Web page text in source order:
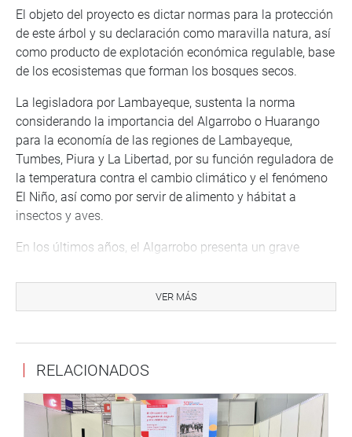
El objeto del proyecto es dictar normas para la protección
de este árbol y su declaración como maravilla natura, así
como producto de explotación económica regulable, base
de los ecosistemas que forman los bosques secos.
La legisladora por Lambayeque, sustenta la norma
considerando la importancia del Algarrobo o Huarango
para la economía de las regiones de Lambayeque,
Tumbes, Piura y La Libertad, por su función reguladora de
la temperatura contra el cambio climático y el fenómeno
El Niño, así como por servir de alimento y hábitat a
insectos y aves.
En los últimos años, el Algarrobo presenta un grave
54% del total de los árboles que forman la población, 40%
muertos y 14% con afectación fitosanitaria según el
SERFOR 2019), además el 95% de los bosques de
Algarrobo presentan afectación.
Lima, 7 de junio del 2022.
VER MÁS
RELACIONADOS